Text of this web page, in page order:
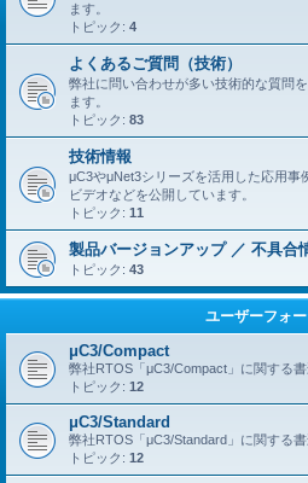
ます。
トピック: 4
よくあるご質問（技術）
弊社に問い合わせが多い技術的な質問
ます。
トピック: 83
技術情報
μC3やμNet3シリーズを活用した応用
ビデオなどを公開しています。
トピック: 11
製品バージョンアップ ／ 不具合
トピック: 43
ユーザーフォ
μC3/Compact
弊社RTOS「μC3/Compact」に関する
トピック: 12
μC3/Standard
弊社RTOS「μC3/Standard」に関する
トピック: 12